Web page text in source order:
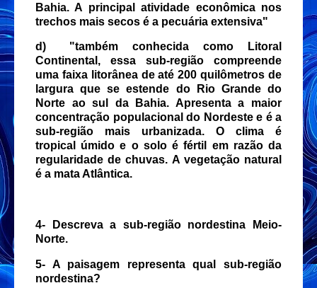
Bahia. A principal atividade econômica nos
trechos mais secos é a pecuária extensiva"
d)
"também conhecida como Litoral
Continental, essa sub-região compreende
uma faixa litorânea de até 200 quilômetros de
largura que se estende do Rio Grande do
Norte ao sul da Bahia. Apresenta a maior
concentração populacional do Nordeste e é a
sub-região mais urbanizada. O clima é
tropical úmido e o solo é fértil em razão da
regularidade de chuvas. A vegetação natural
é a mata Atlântica.
4- Descreva a sub-região nordestina Meio-
Norte.
5- A paisagem representa qual sub-região
nordestina?